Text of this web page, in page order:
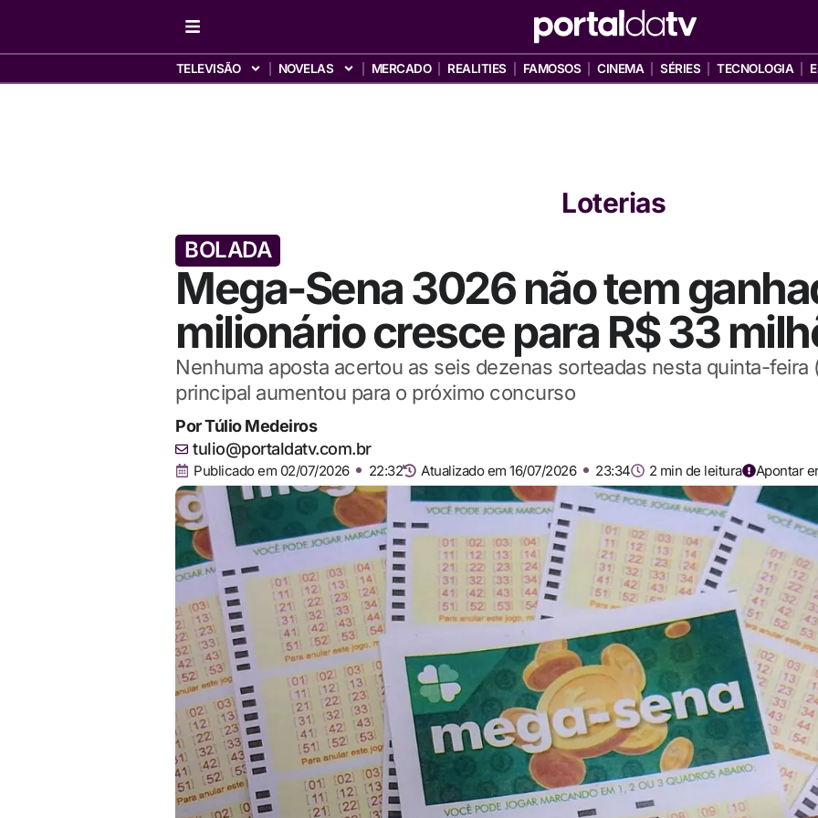
TELEVISÃO NOVELAS MERCADO REALITIES FAMOSOS CINEMA SÉRIES TECNOLOGIA
Loterias
BOLADA
Mega-Sena 3026 não tem
milionário cresce para R$ 33
Nenhuma aposta acertou as seis dezenas sorteadas nesta quinta-feira
principal aumentou para o próximo concurso
PorTúlio Medeiros
tulio@portaldatv.com.br
Publicado em 02/07/2026 22:32 Atualizado em 16/07/2026 23:34 2 min de leitura Apontar